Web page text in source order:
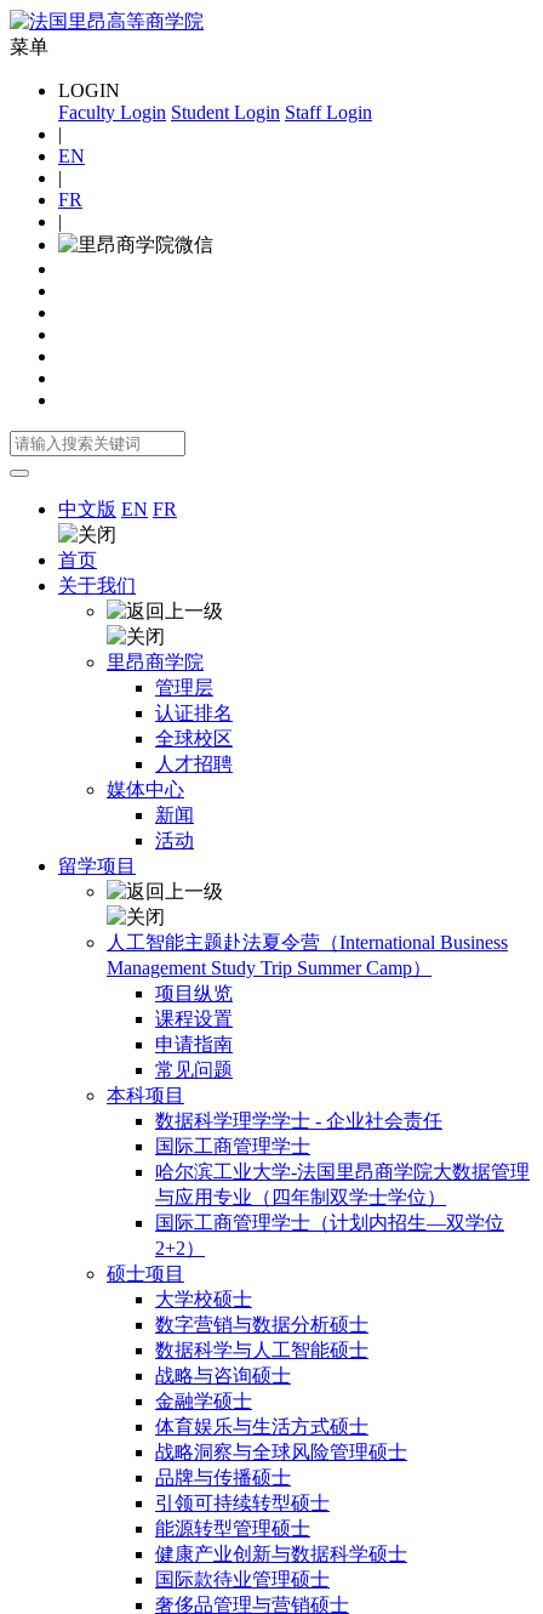
菜单
LOGIN
Faculty Login Student Login Staff Login
|
EN
|
FR
|
中文版 EN FR
首页
关于我们
里昂商学院
管理层
认证排名
全球校区
人才招聘
媒体中心
新闻
活动
留学项目
人工智能主题赴法夏令营（International Business
Management Study Trip Summer Camp）
项目纵览
课程设置
申请指南
常见问题
本科项目
数据科学理学学士 - 企业社会责任
国际工商管理学士
哈尔滨工业大学-法国里昂商学院大数据管理
与应用专业（四年制双学士学位）
国际工商管理学士（计划内招生—双学位
2+2）
硕士项目
大学校硕士
数字营销与数据分析硕士
数据科学与人工智能硕士
战略与咨询硕士
金融学硕士
体育娱乐与生活方式硕士
战略洞察与全球风险管理硕士
品牌与传播硕士
引领可持续转型硕士
能源转型管理硕士
健康产业创新与数据科学硕士
国际款待业管理硕士
奢侈品管理与营销硕士